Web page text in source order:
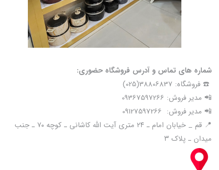
شماره های تماس و آدرس فروشگاه حضوری:
☎️ فروشگاه: 38806837(025)
📲 مدیر فروش: 09367597266
📲 مدیر فروش: 09127597266
📍 قم _ خیابان امام ـ ۲۴ متری آیت الله کاشانی ـ کوچه ۷۰ ـ جنب
میدان ـ پلاک ۳